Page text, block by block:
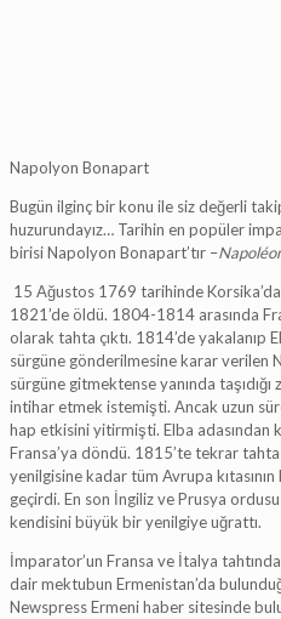
Napolyon Bonapart
Bugün ilginç bir konu ile siz değerli
huzurundayız… Tarihin en popüler
birisi Napolyon Bonapart’tır –
15 Ağustos 1769 tarihinde
1821’de öldü. 1804-1814 arasında
olarak tahta çıktı. 1814’de yakalanıp
sürgüne gönderilmesine karar verilen
sürgüne gitmektense yanında taşıdığı
intihar etmek istemişti. Ancak uzun
hap etkisini yitirmişti. Elba adasından
Fransa’ya döndü. 1815’te tekrar tahta
yenilgisine kadar tüm Avrupa
geçirdi. En son İngiliz ve Prusya
kendisini büyük bir yenilgiye uğrattı.
İmparator’un Fransa ve İtalya
dair mektubun Ermenistan’da
Newspress Ermeni haber sitesinde